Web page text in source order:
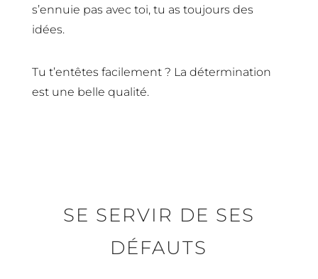
s’ennuie pas avec toi, tu as toujours des
idées.
Tu t’entêtes facilement ? La détermination
est une belle qualité.
SE SERVIR DE SES
DÉFAUTS